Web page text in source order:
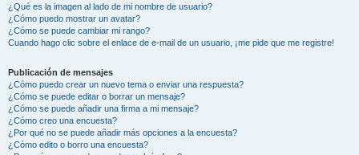
¿Qué es la imagen al lado de mi nombre de usuario?
¿Cómo puedo mostrar un avatar?
¿Cómo se puede cambiar mi rango?
Cuando hago clic sobre el enlace de e-mail de un usuario, ¡me pide que me registre!
Publicación de mensajes
¿Cómo puedo crear un nuevo tema o enviar una respuesta?
¿Cómo se puede editar o borrar un mensaje?
¿Cómo se puede añadir una firma a mi mensaje?
¿Cómo creo una encuesta?
¿Por qué no se puede añadir más opciones a la encuesta?
¿Cómo edito o borro una encuesta?